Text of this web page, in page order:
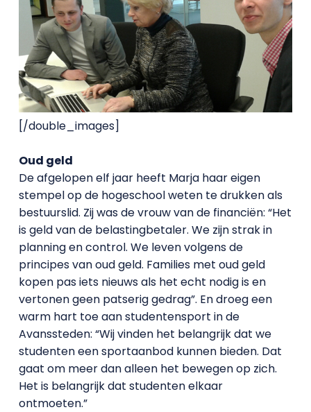
[/double_images]
Oud geld
De afgelopen elf jaar heeft Marja haar eigen
stempel op de hogeschool weten te drukken als
bestuurslid. Zij was de vrouw van de financiën: “Het
is geld van de belastingbetaler. We zijn strak in
planning en control. We leven volgens de
principes van oud geld. Families met oud geld
kopen pas iets nieuws als het echt nodig is en
vertonen geen patserig gedrag”. En droeg een
warm hart toe aan studentensport in de
Avanssteden: “Wij vinden het belangrijk dat we
studenten een sportaanbod kunnen bieden. Dat
gaat om meer dan alleen het bewegen op zich.
Het is belangrijk dat studenten elkaar
ontmoeten.”